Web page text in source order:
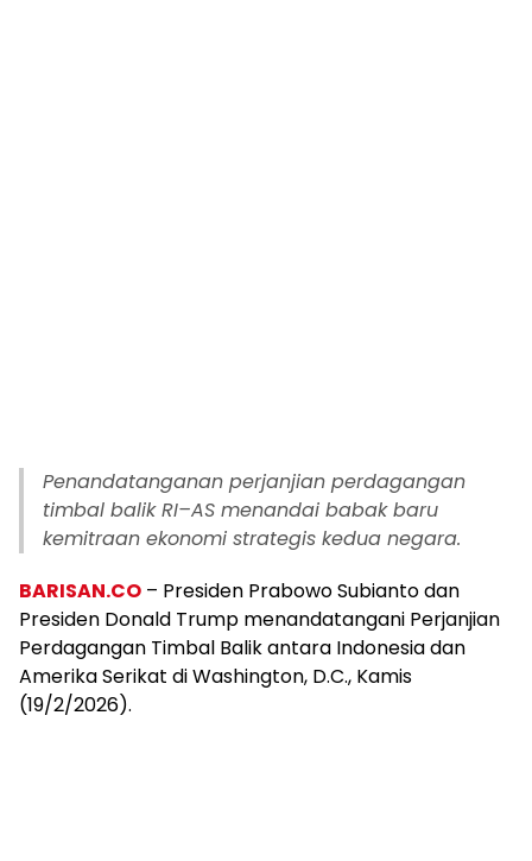
Penandatanganan perjanjian perdagangan
timbal balik RI–AS menandai babak baru
kemitraan ekonomi strategis kedua negara.
BARISAN.CO – Presiden Prabowo Subianto dan
Presiden Donald Trump menandatangani Perjanjian
Perdagangan Timbal Balik antara Indonesia dan
Amerika Serikat di Washington, D.C., Kamis
(19/2/2026).